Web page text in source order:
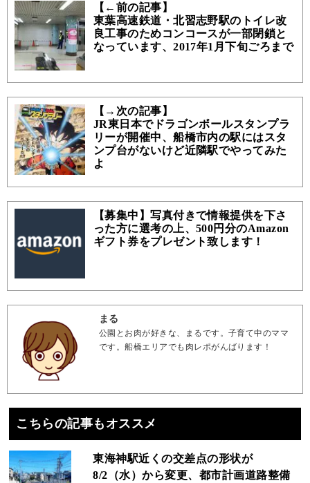
【←前の記事】
東葉高速鉄道・北習志野駅のトイレ改
良工事のためコンコースが一部閉鎖と
なっています、2017年1月下旬ごろまで
【→次の記事】
JR東日本でドラゴンボールスタンプラ
リーが開催中、船橋市内の駅にはスタ
ンプ台がないけど近隣駅でやってみた
よ
【募集中】写真付きで情報提供を下さ
った方に選考の上、500円分のAmazon
ギフト券をプレゼント致します！
まる
公園とお肉が好きな、まるです。子育て中のママ
です。船橋エリアでも肉レポがんばります！
こちらの記事もオススメ
東海神駅近くの交差点の形状が
8/2（水）から変更、都市計画道路整備